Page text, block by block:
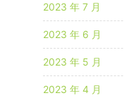
2023 年 7 月
2023 年 6 月
2023 年 5 月
2023 年 4 月